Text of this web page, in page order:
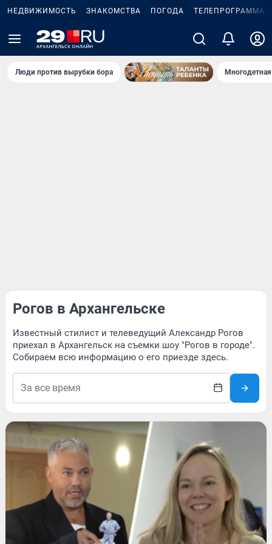
НЕДВИЖИМОСТЬ ЗНАКОМСТВА ПОГОДА ТЕЛЕПРОГРАММА
Люди против вырубки бора
Рогов в Архангельске
Известный стилист и телеведущий Александр Рогов
приехал в Архангельск на съемки шоу "Рогов в городе".
Собираем всю информацию о его приезде здесь.